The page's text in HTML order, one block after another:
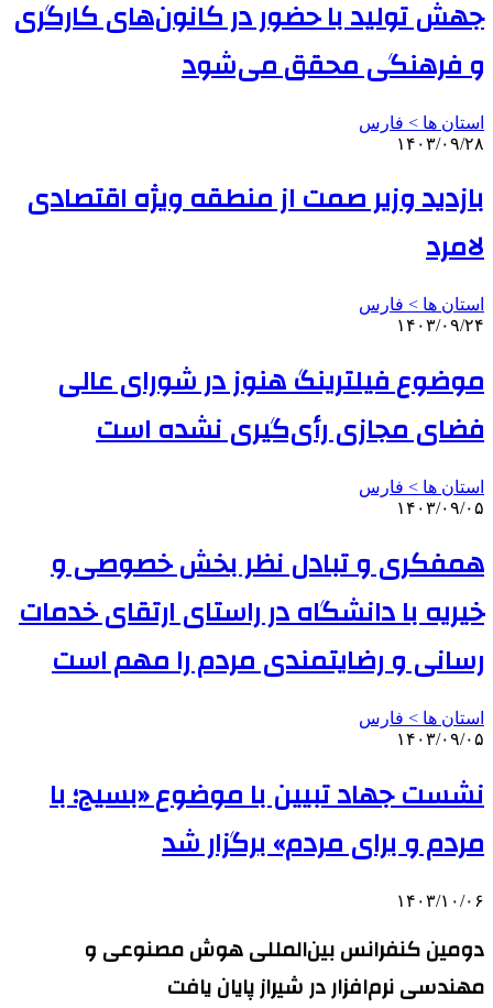
جهش تولید با حضور در کانون‌های کارگری
و فرهنگی محقق می‌شود
استان ها > فارس
۱۴۰۳/۰۹/۲۸
بازدید وزیر صمت از منطقه ویژه اقتصادی
لامرد
استان ها > فارس
۱۴۰۳/۰۹/۲۴
موضوع فیلترینگ هنوز در شورای عالی
فضای مجازی رأی‌گیری نشده است
استان ها > فارس
۱۴۰۳/۰۹/۰۵
همفکری و تبادل نظر بخش خصوصی و
خیریه با دانشگاه در راستای ارتقای خدمات
رسانی و رضایتمندی مردم را مهم است
استان ها > فارس
۱۴۰۳/۰۹/۰۵
نشست جهاد تبیین با موضوع «بسیج؛ با
مردم و برای مردم» برگزار شد
۱۴۰۳/۱۰/۰۶
دومین کنفرانس بین‌المللی هوش مصنوعی و
مهندسی نرم‌افزار در شیراز پایان یافت